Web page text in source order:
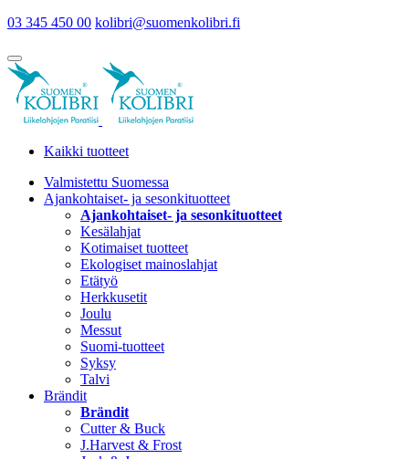
03 345 450 00 kolibri@suomenkolibri.fi
Kaikki tuotteet
Valmistettu Suomessa
Ajankohtaiset- ja sesonkituotteet
Ajankohtaiset- ja sesonkituotteet
Kesälahjat
Kotimaiset tuotteet
Ekologiset mainoslahjat
Etätyö
Herkkusetit
Joulu
Messut
Suomi-tuotteet
Syksy
Talvi
Brändit
Brändit
Cutter & Buck
J.Harvest & Frost